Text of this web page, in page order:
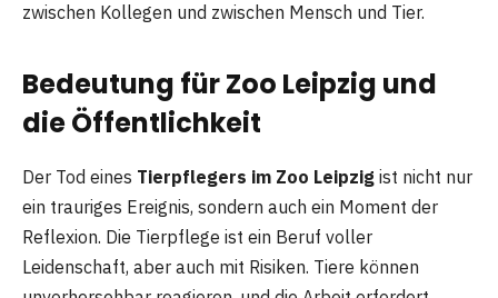
zwischen Kollegen und zwischen Mensch und Tier.
Bedeutung für Zoo Leipzig und
die Öffentlichkeit
Der Tod eines Tierpflegers im Zoo Leipzig ist nicht nur
ein trauriges Ereignis, sondern auch ein Moment der
Reflexion. Die Tierpflege ist ein Beruf voller
Leidenschaft, aber auch mit Risiken. Tiere können